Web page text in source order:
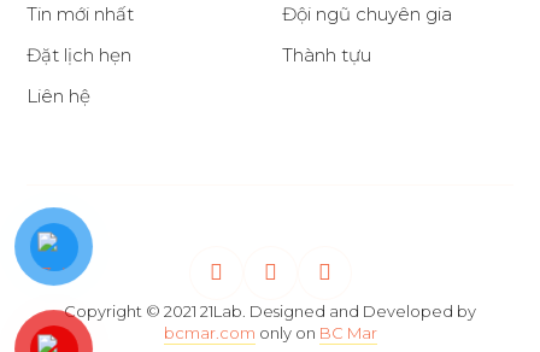
Tin mới nhất
Đội ngũ chuyên gia
Đặt lịch hẹn
Thành tựu
Liên hệ
Copyright © 2021 21Lab. Designed and Developed by
bcmar.com only on BC Mar